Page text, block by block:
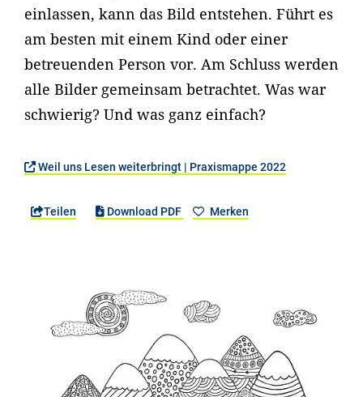
einlassen, kann das Bild entstehen. Führt es
am besten mit einem Kind oder einer
betreuenden Person vor. Am Schluss werden
alle Bilder gemeinsam betrachtet. Was war
schwierig? Und was ganz einfach?
Weil uns Lesen weiterbringt | Praxismappe 2022
Teilen Download PDF Merken